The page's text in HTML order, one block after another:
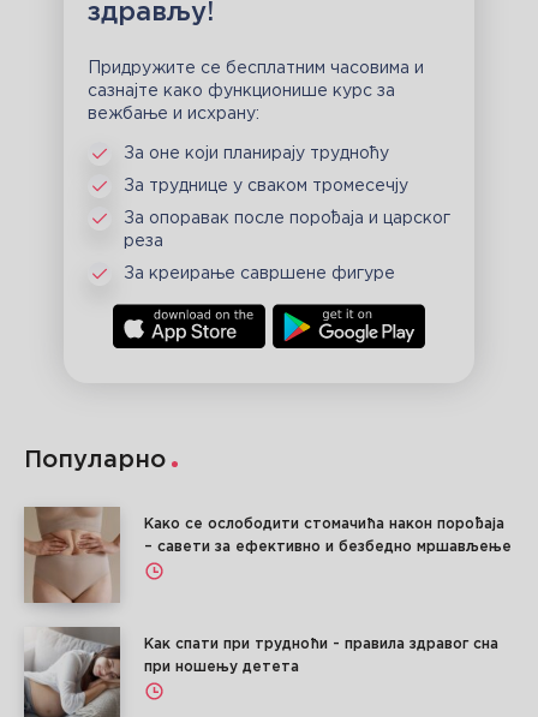
здрављу!
Придружите се бесплатним часовима и
сазнајте како функционише курс за
вежбање и исхрану:
За оне који планирају трудноћу
За труднице у сваком тромесечју
За опоравак после порођаја и царског
реза
За креирање савршене фигуре
Популарно
Како се ослободити стомачића након порођаја
– савети за ефективно и безбедно мршављење
Как спати при трудноћи - правила здравог сна
при ношењу детета